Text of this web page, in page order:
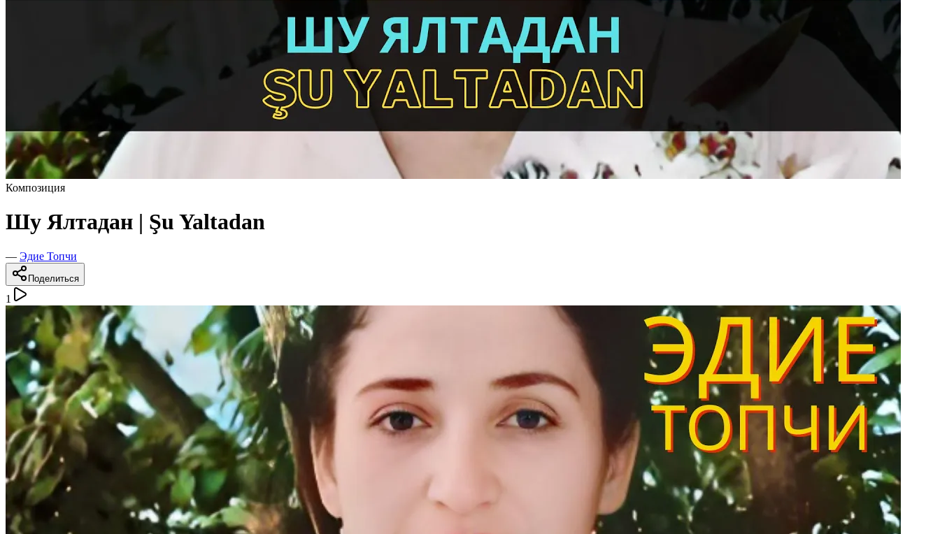
Композиция
Шу Ялтадан | Şu Yaltadan
— Эдие Топчи
Поделиться
1